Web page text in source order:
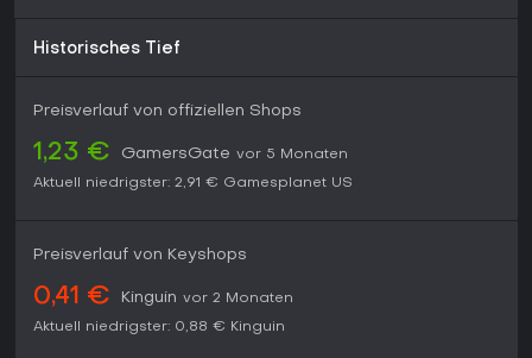
Historisches Tief
Preisverlauf von offiziellen Shops
1,23 € GamersGate vor 5 Monaten
Aktuell niedrigster: 2,91 € Gamesplanet US
Preisverlauf von Keyshops
0,41 € Kinguin vor 2 Monaten
Aktuell niedrigster: 0,88 € Kinguin